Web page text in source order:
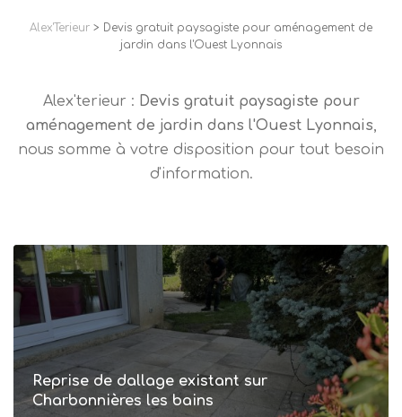
Alex'Terieur > Devis gratuit paysagiste pour aménagement de
jardin dans l'Ouest Lyonnais
Alex'terieur : Devis gratuit paysagiste pour
aménagement de jardin dans l'Ouest Lyonnais,
nous somme à votre disposition pour tout besoin
d'information.
Reprise de dallage existant sur
Charbonnières les bains